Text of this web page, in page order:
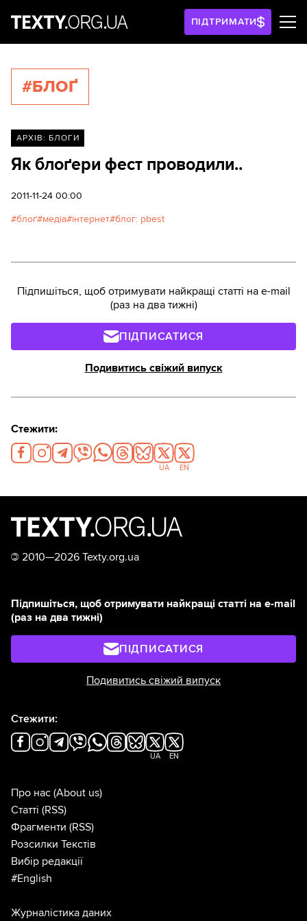
ПІДТРИМАТИ
#БЛОҐ
АРХІВ: БЛОГИ
Як блоґери фест проводили..
2011-11-24 00:00
блоґ медіа інтернет блог: pbest
Підпишіться, щоб отримувати найкращі статті на e-mail
(раз на два тижні)
ПІДПИСАТИСЯ
Подивитись свіжий випуск
Стежити:
UA EN
© 2010—2026 Texty.org.ua
Підпишіться, щоб отримувати найкращі статті на e-mail
(раз на два тижні)
ПІДПИСАТИСЯ
Подивитись свіжий випуск
Стежити:
UA EN
Про нас (About us)
Статті (RSS)
Фрагменти (RSS)
Розсилки Текстів
Вибір редакції
#English
Журналістика даних